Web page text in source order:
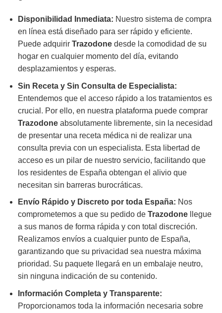
Disponibilidad Inmediata: Nuestro sistema de compra
en línea está diseñado para ser rápido y eficiente.
Puede adquirir Trazodonedesde la comodidad de su
hogar en cualquier momento del día, evitando
desplazamientos y esperas.
Sin Receta y Sin Consulta de Especialista:
Entendemos que el acceso rápido a los tratamientos es
crucial. Por ello, en nuestra plataforma puede comprar
Trazodoneabsolutamente libremente, sin la necesidad
de presentar una receta médica ni de realizar una
consulta previa con un especialista. Esta libertad de
acceso es un pilar de nuestro servicio, facilitando que
los residentes de España obtengan el alivio que
necesitan sin barreras burocráticas.
Envío Rápido y Discreto por toda España: Nos
comprometemos a que su pedido de Trazodonellegue
a sus manos de forma rápida y con total discreción.
Realizamos envíos a cualquier punto de España,
garantizando que su privacidad sea nuestra máxima
prioridad. Su paquete llegará en un embalaje neutro,
sin ninguna indicación de su contenido.
Información Completa y Transparente:
Proporcionamos toda la información necesaria sobre